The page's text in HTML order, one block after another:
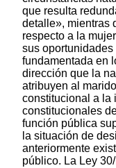
que resulta
detalle», mientras
respecto a la
sus
fundamentada en
dirección que la
atribuyen al
constitucional a la
constitucionales
función pública
la situación de
anteriormente
público. La Ley